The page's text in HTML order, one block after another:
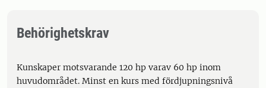
Behörighetskrav
Kunskaper motsvarande 120 hp varav 60 hp inom
huvudområdet. Minst en kurs med fördjupningsnivå